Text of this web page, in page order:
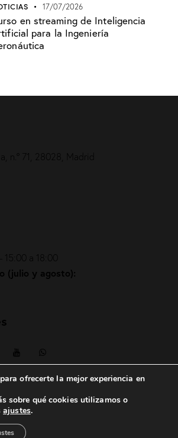
17/07/2026
en streaming de Inteligencia
para la Ingeniería
n.º 71, 28028, Madrid
15:00 a 18:00
(julio y agosto):
derechos reservados
|Política de cookies
ofrecerte la mejor experiencia en
sobre qué cookies utilizamos o
ajustes.